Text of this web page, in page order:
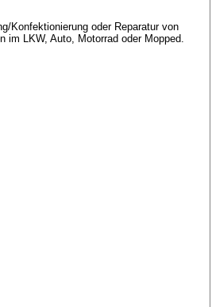
Konfektionierung oder Reparatur von
im LKW, Auto, Motorrad oder Mopped.